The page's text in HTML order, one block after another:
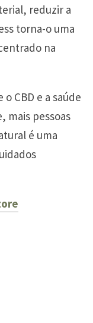
reduzir a
torna-o uma
na
CBD e a saúde
mais pessoas
é uma